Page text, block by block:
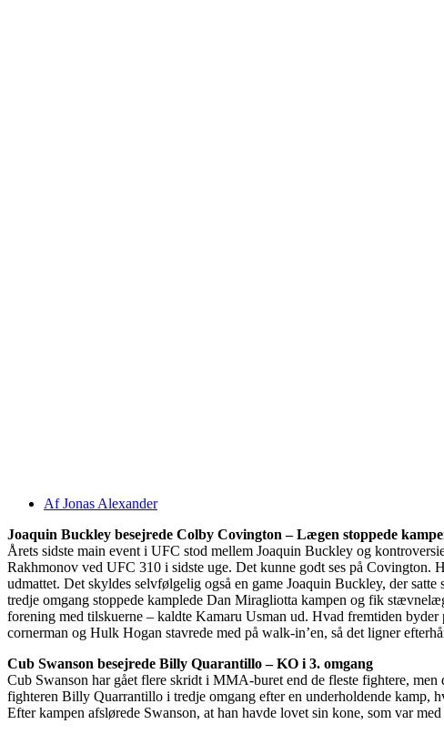
AfJonas Alexander
Joaquin Buckley besejrede Colby Covington – Lægen stoppede
Årets sidste main event i UFC stod mellem Joaquin Buckley og
Rakhmonov ved UFC 310 i sidste uge. Det kunne godt ses på Covington.
udmattet. Det skyldes selvfølgelig også en game Joaquin Buckley, der
tredje omgang stoppede kamplede Dan Miragliotta kampen og fik
forening med tilskuerne – kaldte Kamaru Usman ud. Hvad fremtiden
cornerman og Hulk Hogan stavrede med på walk-in’en, så det ligner
Cub Swanson besejrede Billy Quarantillo – KO i 3. omgang
Cub Swanson har gået flere skridt i MMA-buret end de fleste fightere,
fighteren Billy Quarrantillo i tredje omgang efter en underholdende kamp,
Efter kampen afslørede Swanson, at han havde lovet sin kone, som var